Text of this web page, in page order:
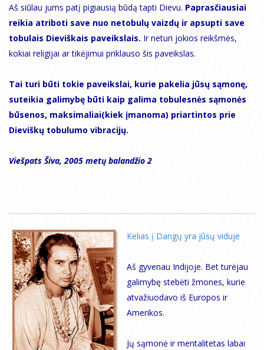
Aš siūlau jums patį pigiausią būdą tapti Dievu. Paprasčiausiai
reikia atriboti save nuo netobulų vaizdų ir apsupti save
tobulais Dieviškais paveikslais. Ir neturi jokios reikšmės,
kokiai religijai ar tikėjimui priklauso šis paveikslas.
Tai turi būti tokie paveikslai, kurie pakelia jūsų sąmonę,
suteikia galimybę būti kaip galima tobulesnės sąmonės
būsenos, maksimaliai(kiek įmanoma) priartintos prie
Dieviškų tobulumo vibracijų.
Viešpats Šiva, 2005 metų balandžio 2
Kelias į Dangų yra jūsų viduje
Aš gyvenau Indijoje. Bet turėjau
galimybę stebėti žmones, kurie
atvažiuodavo iš Europos ir
Amerikos.
Jų sąmonė ir mentalitetas labai